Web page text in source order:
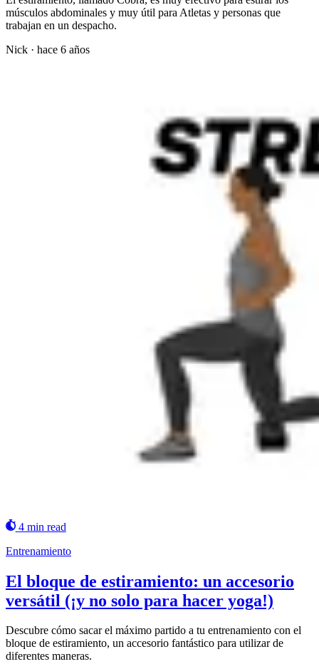
músculos abdominales y muy útil para Atletas y personas que
trabajan en un despacho.
Nick · hace 6 años
4 min read
Entrenamiento
El bloque de estiramiento: un accesorio
versátil (¡y no solo para hacer yoga!)
Descubre cómo sacar el máximo partido a tu entrenamiento con el
bloque de estiramiento, un accesorio fantástico para utilizar de
diferentes maneras.